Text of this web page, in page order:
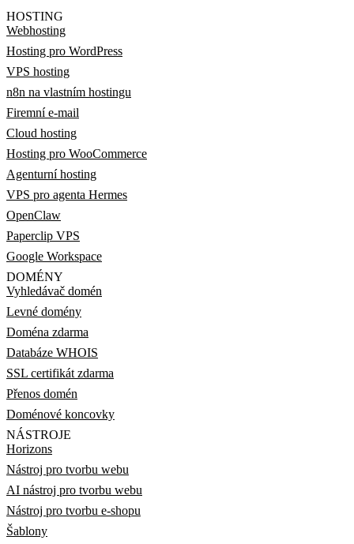
HOSTING
Webhosting
Hosting pro WordPress
VPS hosting
n8n na vlastním hostingu
Firemní e-mail
Cloud hosting
Hosting pro WooCommerce
Agenturní hosting
VPS pro agenta Hermes
OpenClaw
Paperclip VPS
Google Workspace
DOMÉNY
Vyhledávač domén
Levné domény
Doména zdarma
Databáze WHOIS
SSL certifikát zdarma
Přenos domén
Doménové koncovky
NÁSTROJE
Horizons
Nástroj pro tvorbu webu
AI nástroj pro tvorbu webu
Nástroj pro tvorbu e-shopu
Šablony